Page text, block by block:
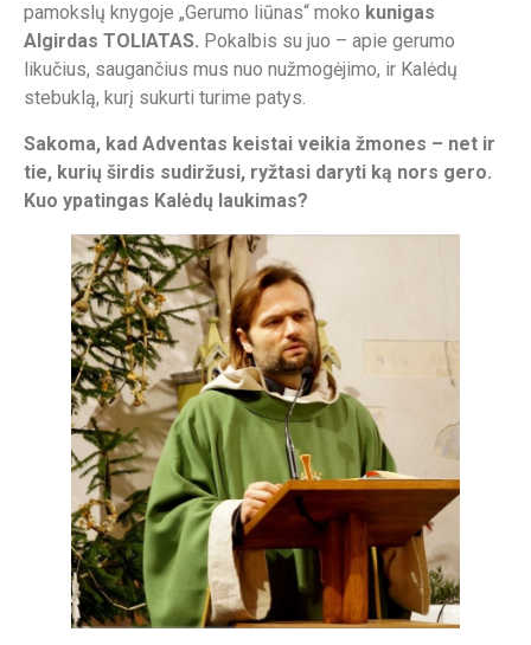
pamokslų knygoje „Gerumo liūnas“ moko kunigas
Algirdas TOLIATAS. Pokalbis su juo – apie gerumo
likučius, saugančius mus nuo nužmogėjimo, ir Kalėdų
stebuklą, kurį sukurti turime patys.
Sakoma, kad Adventas keistai veikia žmones – net ir
tie, kurių širdis sudiržusi, ryžtasi daryti ką nors gero.
Kuo ypatingas Kalėdų laukimas?